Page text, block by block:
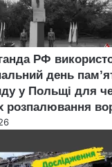
РФ
день
у Польщі для
розпалювання